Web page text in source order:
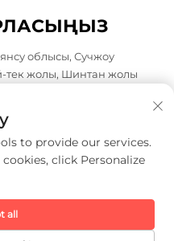
облысы, Сучжоу
тек жолы, Шинтан жолы
-
to provide our services.
click Personalize
all